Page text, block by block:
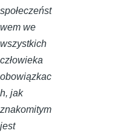
społeczeńst
wem we
wszystkich
człowieka
obowiązkac
h, jak
znakomitym
jest